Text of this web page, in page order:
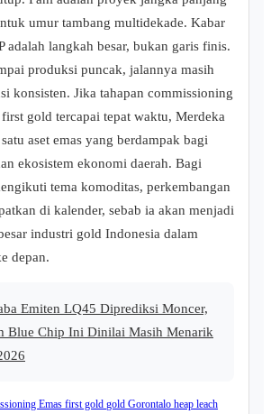
umur tambang multidekade. Kabar
adalah langkah besar, bukan garis finis.
produksi puncak, jalannya masih
konsisten. Jika tahapan commissioning
gold tercapai tepat waktu, Merdeka
aset emas yang berdampak bagi
ekosistem ekonomi daerah. Bagi
tema komoditas, perkembangan
di kalender, sebab ia akan menjadi
industri gold Indonesia dalam
depan.
Emiten LQ45 Diprediksi Moncer,
Blue Chip Ini Dinilai Masih Menarik
Emas first gold gold Gorontalo heap leach